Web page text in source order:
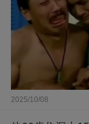
2025/10/08